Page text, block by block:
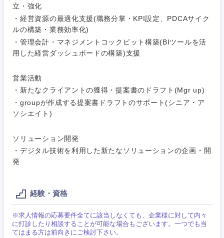
立・強化
・経営資源の最適化支援(職務分掌・KPI設定、PDCAサイク
ルの構築・業務効率化)
・管理会計・マネジメントコックピット構築(BIツールを活
用した経営ダッシュボードの構築)支援
営業活動
・新たなクライアントの獲得・提案書のドラフト(Mgr up)
・groupが作成する提案書ドラフトのサポート(シニア・ア
ソシエイト)
ソリューション開発
・デジタル技術を利用した新たなソリューションの企画・開
発
経験・資格
※求人情報の応募要件全てに該当しなくても、企業様に対して内々
に打診したり相談することが可能な場合もございます。一つでも当
てはまる方は前向きにご検討下さい。
人事
マーケテ
ィング
営業
サービス
ティブ
専門職
技術職
（IT）、
M&A・事業投資
経営企画
その他企画業務
マーケティング
営業
クリエイティブ
コンサルタント
専門職
技術職（モノづくり）
金融専門職
食品・化粧品・アパレル・消費財
金融
小売・通販・外食
IT・通信
こだわり条件を入力ください
上場企業
スタートアップ企
外資系企業
フルリモート
上
完全週休2日制